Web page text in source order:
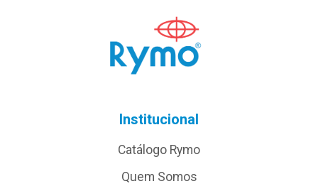
Institucional
Catálogo Rymo
Quem Somos